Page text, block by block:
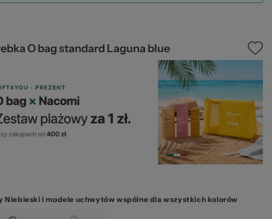
O bag standard Laguna blue
Niebieski i modele uchwytów wspólne dla wszystkich kolorów